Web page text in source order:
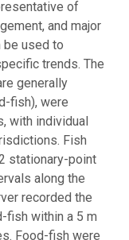
of
and major
used to
trends. The
generally
fish), were
with individual
Fish
stationary-point
along the
recorded the
fish within a 5 m
Food-fish were